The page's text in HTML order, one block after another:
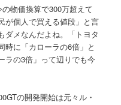
物価換算で300万超えて
が個人で買える値段」と言
ダメなんだよね。「トヨタ
時に「カローラの6倍」と
ラの3倍」って辺りでも今
の開発開始は元々ル・